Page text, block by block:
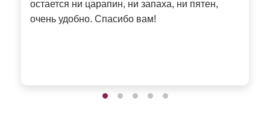
остается ни царапин, ни запаха, ни пятен,
очень удобно. Спасибо вам!